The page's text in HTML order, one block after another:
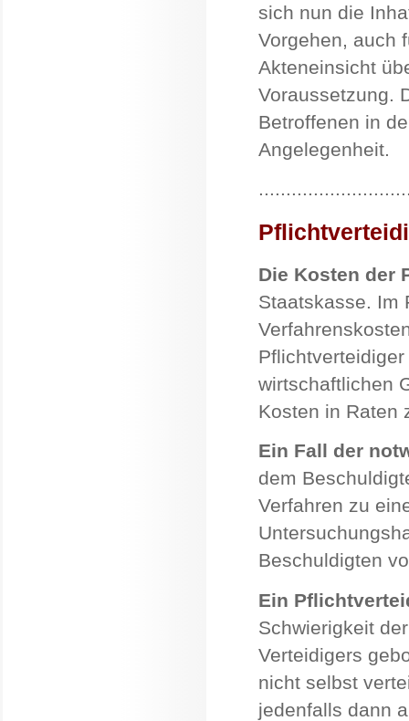
sich nun die
Vorgehen, auch
Akteneinsicht
Voraussetzung.
Betroffenen in
Angelegenheit.
Die Kosten der
Staatskasse. Im
wirtschaftlichen
Kosten in Raten
Ein Fall der
dem
Verfahren zu
Beschuldigten
Ein
Schwierigkeit
Verteidigers
nicht selbst
jedenfalls dann